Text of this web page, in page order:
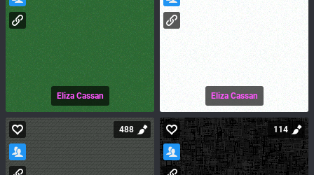
Eliza Cassan Eliza Cassan
488 114